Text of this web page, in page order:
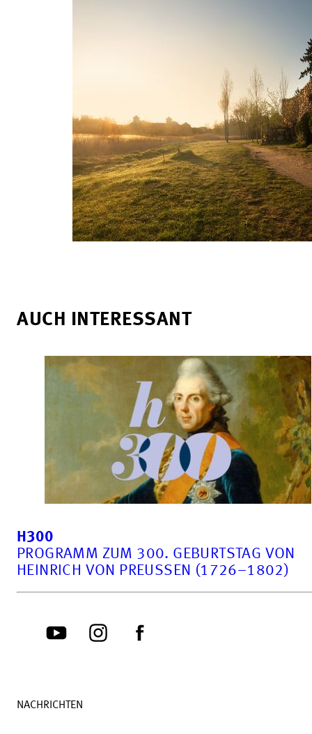
AUCH INTERESSANT
H300
PROGRAMM ZUM 300. GEBURTSTAG VON
HEINRICH VON PREUSSEN (1726–1802)
NACHRICHTEN